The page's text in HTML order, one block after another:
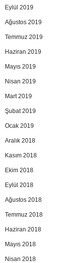
Eylül 2019
Ağustos 2019
Temmuz 2019
Haziran 2019
Mayıs 2019
Nisan 2019
Mart 2019
Şubat 2019
Ocak 2019
Aralık 2018
Kasım 2018
Ekim 2018
Eylül 2018
Ağustos 2018
Temmuz 2018
Haziran 2018
Mayıs 2018
Nisan 2018